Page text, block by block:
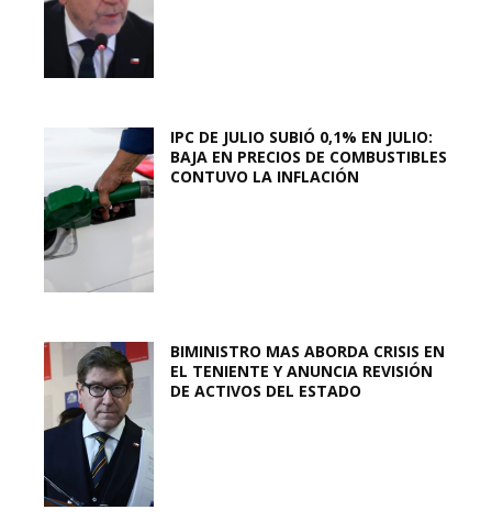
IPC DE JULIO SUBIÓ 0,1% EN JULIO:
BAJA EN PRECIOS DE COMBUSTIBLES
CONTUVO LA INFLACIÓN
BIMINISTRO MAS ABORDA CRISIS EN
EL TENIENTE Y ANUNCIA REVISIÓN
DE ACTIVOS DEL ESTADO